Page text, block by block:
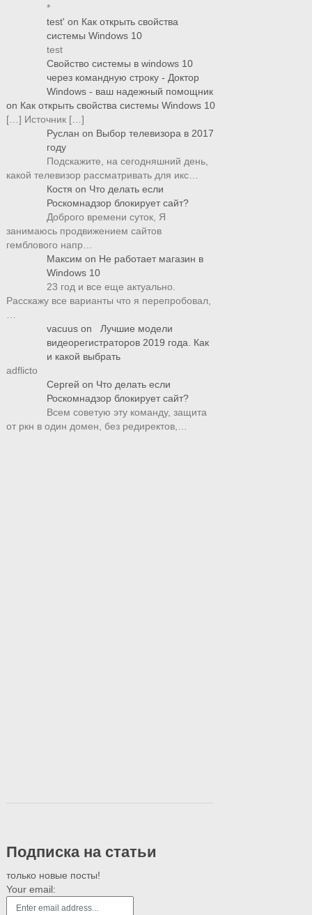
*
test' on Как открыть свойства
системы Windows 10
test
Свойство системы в windows 10
через командную строку - Доктор
Windows - ваш надежный помощник
on Как открыть свойства системы Windows 10
[…] Источник […]
Руслан on Выбор телевизора в 2017
году
Подскажите, на сегодняшний день,
какой телевизор рассматривать для икс…
Костя on Что делать если
Роскомнадзор блокирует сайт?
Доброго времени суток, Я
занимаюсь продвижением сайтов
гемблового напр…
Максим on Не работает магазин в
Windows 10
23 год и все еще актуально.
Расскажу все варианты что я перепробовал,
vacuus on
Лучшие модели
видеорегистраторов 2019 года. Как
и какой выбрать
adflicto
Сергей on Что делать если
Роскомнадзор блокирует сайт?
Всем советую эту команду, защита
от ркн в один домен, без редиректов,…
Подписка на статьи
только новые посты!
Your email: